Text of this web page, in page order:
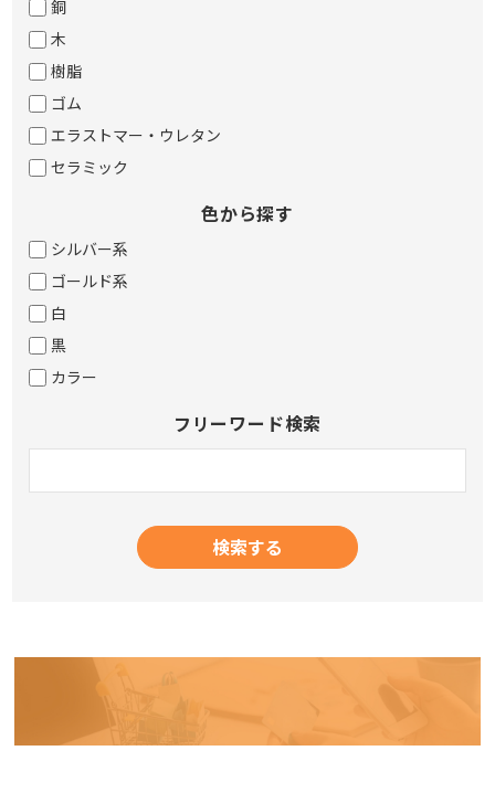
銅
木
樹脂
ゴム
エラストマー・ウレタン
セラミック
色から探す
シルバー系
ゴールド系
白
黒
カラー
フリーワード検索